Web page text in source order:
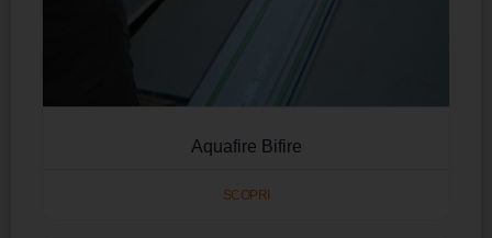
Aquafire Bifire
SCOPRI